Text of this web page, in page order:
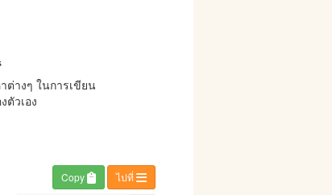
างๆ ในการเขียน
วเอง
ไปที่
Copy